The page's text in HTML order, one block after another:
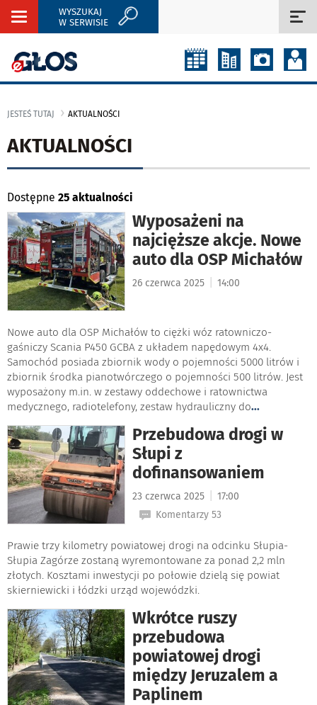
Rozwiń
WYSZUKAJ
W SERWISIE
JESTEŚ TUTAJ AKTUALNOŚCI
AKTUALNOŚCI
Dostępne 25 aktualności
Wyposażeni na
najcięższe akcje. Nowe
auto dla OSP Michałów
26 czerwca 2025 14:00
Nowe auto dla OSP Michałów to ciężki wóz ratowniczo-
gaśniczy Scania P450 GCBA z układem napędowym 4x4.
Samochód posiada zbiornik wody o pojemności 5000 litrów i
zbiornik środka pianotwórczego o pojemności 500 litrów. Jest
wyposażony m.in. w zestawy oddechowe i ratownictwa
medycznego, radiotelefony, zestaw hydrauliczny do...
Przebudowa drogi w
Słupi z
dofinansowaniem
23 czerwca 2025
17:00
Komentarzy 53
Prawie trzy kilometry powiatowej drogi na odcinku Słupia-
Słupia Zagórze zostaną wyremontowane za ponad 2,2 mln
złotych. Kosztami inwestycji po połowie dzielą się powiat
skierniewicki i łódzki urząd wojewódzki.
Wkrótce ruszy
przebudowa
powiatowej drogi
między Jeruzalem a
Paplinem